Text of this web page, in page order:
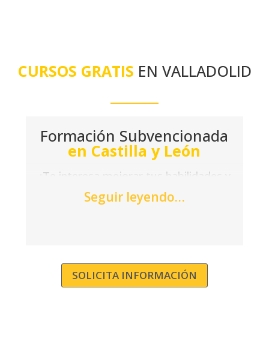
CURSOS GRATIS EN VALLADOLID
Formación Subvencionada
en Castilla y León
¿Te interesa mejorar tus habilidades y
conocimientos sin ningún coste?
Visita las oficinas de Acción Laboral
modalidad online y presencial,
adaptándonos a tus horarios para
Seguir leyendo…
SOLICITA INFORMACIÓN